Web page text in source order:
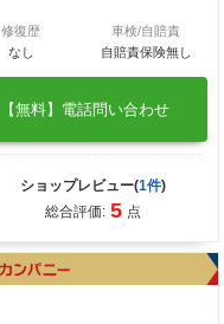
修復歴
なし
車検/自賠責
自賠責保険無し
【無料】電話問い合わせ
ショップレビュー(1件)
総合評価: 5 点